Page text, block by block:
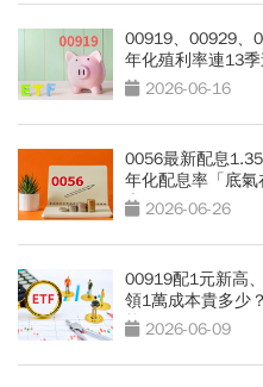
00919、00929、
年化殖利率連13
2026-06-16
0056最新配息
年化配息率「底
光 2026-06-26
00919配1元新高
領1萬成本貴多少
能配1.3元？
2026-06-09